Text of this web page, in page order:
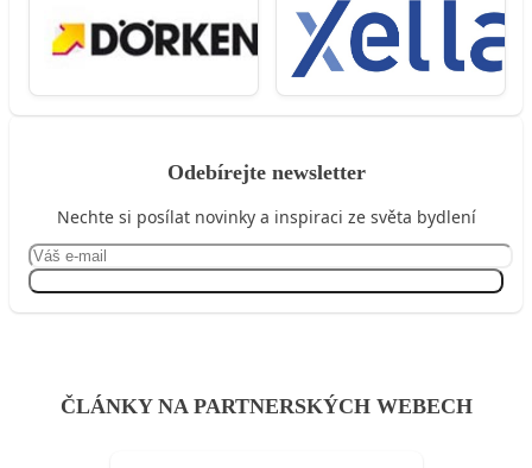
Odebírejte newsletter
Nechte si posílat novinky a inspiraci ze světa bydlení
ČLÁNKY NA PARTNERSKÝCH WEBECH